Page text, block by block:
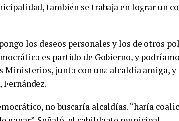
también se trabaja en lograr un
los deseos personales y los de otros
es partido de Gobierno, y
Ministerios, junto con una alcaldía amiga,
no buscaría alcaldías. “haría